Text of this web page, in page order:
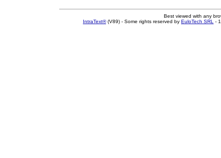
Best viewed with any
IntraText®(V89) - Some rights reserved by EuloTech SRL -